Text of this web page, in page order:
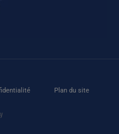
Plan du site